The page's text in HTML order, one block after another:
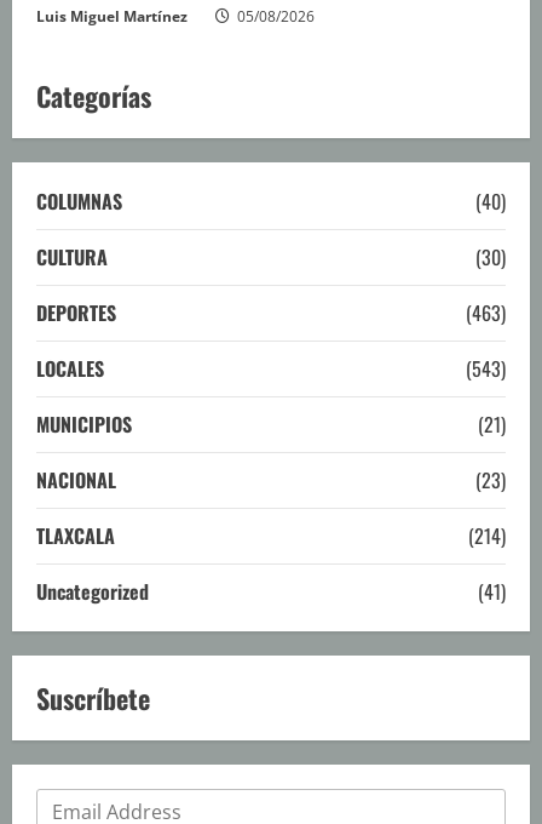
Luis Miguel Martínez 05/08/2026
Categorías
COLUMNAS
(40)
CULTURA
(30)
DEPORTES
(463)
LOCALES
(543)
MUNICIPIOS
(21)
NACIONAL
(23)
TLAXCALA
(214)
Uncategorized
(41)
Suscríbete